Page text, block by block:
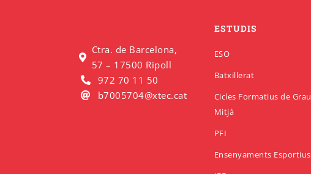
Ctra. de Barcelona,
57 – 17500 Ripoll
972 70 11 50
b7005704@xtec.cat
ESTUDIS
ESO
Batxillerat
Cicles Formatius de Grau
Mitjà
PFI
Ensenyaments Esportius